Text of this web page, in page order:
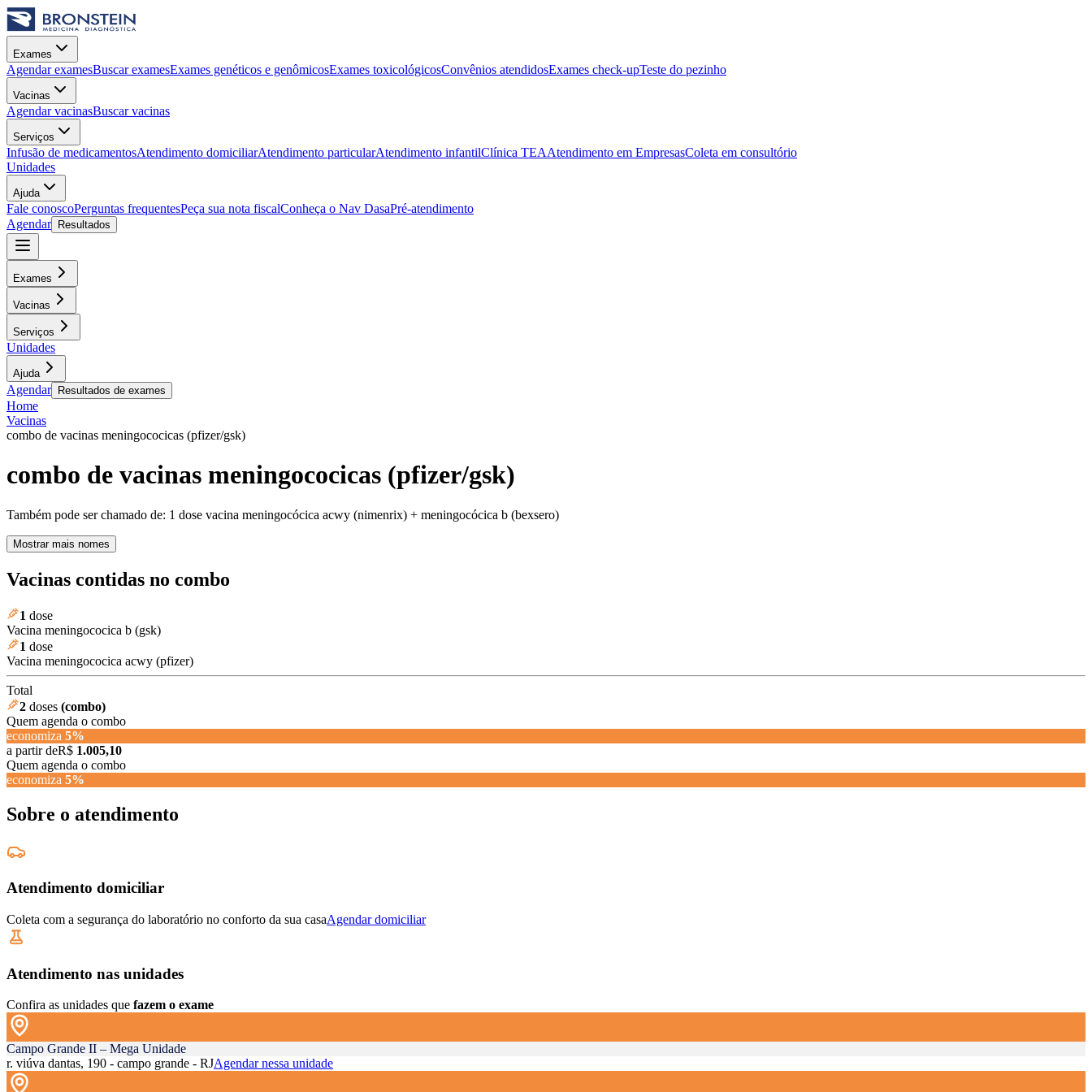
Exames
Agendar examesBuscar examesExames genéticos e genômicosExames toxicológicosConvênios atendidosExames check-upTeste do pezinho
Vacinas
Agendar vacinasBuscar vacinas
Serviços
Infusão de medicamentosAtendimento domiciliarAtendimento particularAtendimento infantilClínica TEAAtendimento em EmpresasColeta em consultório
Unidades
Ajuda
Fale conoscoPerguntas frequentesPeça sua nota fiscalConheça o Nav DasaPré-atendimento
Agendar
Resultados
Exames
Vacinas
Serviços
Unidades
Ajuda
Agendar Resultados de exames
Home
Vacinas
combo de vacinas meningococicas (pfizer/gsk)
combo de vacinas meningococicas (pfizer/gsk)
Também pode ser chamado de: 1 dose vacina meningocócica acwy (nimenrix) + meningocócica b (bexsero)
Mostrar mais nomes
Vacinas contidas no combo
1 dose
Vacina meningococica b (gsk)
1 dose
Vacina meningococica acwy (pfizer)
Total
2 doses (combo)
Quem agenda o combo
economiza 5%
a partir deR$ 1.005,10
Quem agenda o combo
economiza 5%
Sobre o atendimento
Atendimento domiciliar
Coleta com a segurança do laboratório no conforto da sua casaAgendar domiciliar
Atendimento nas unidades
Confira as unidades que fazem o exame
Campo Grande II – Mega Unidade
r. viúva dantas, 190 - campo grande - RJAgendar nessa unidade